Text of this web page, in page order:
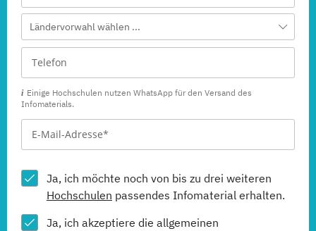
Ländervorwahl wählen ...
Einige Hochschulen nutzen WhatsApp für den Versand des
Infomaterials.
Ja, ich möchte noch von bis zu drei weiteren
Hochschulen passendes Infomaterial erhalten.
Ja, ich akzeptiere die allgemeinen